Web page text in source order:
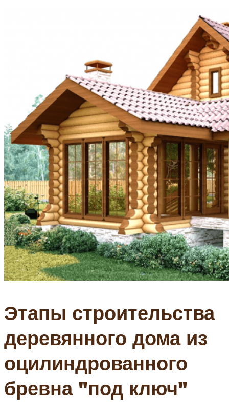
Этапы строительства
деревянного дома из
оцилиндрованного
бревна "под ключ"